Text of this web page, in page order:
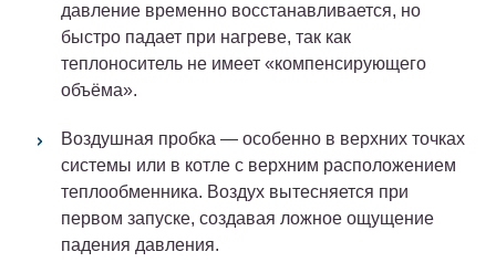
давление временно восстанавливается, но
быстро падает при нагреве, так как
теплоноситель не имеет «компенсирующего
объёма».
Воздушная пробка — особенно в верхних точках
системы или в котле с верхним расположением
теплообменника. Воздух вытесняется при
первом запуске, создавая ложное ощущение
падения давления.